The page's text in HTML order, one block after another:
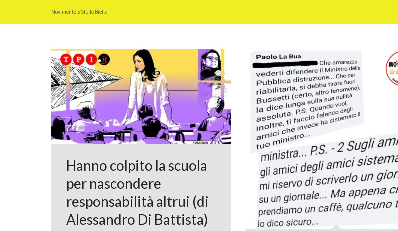
Movimento 5 Stelle Biella
Hanno colpito la scuola
per nascondere
responsabilità altrui (di
Alessandro Di Battista)